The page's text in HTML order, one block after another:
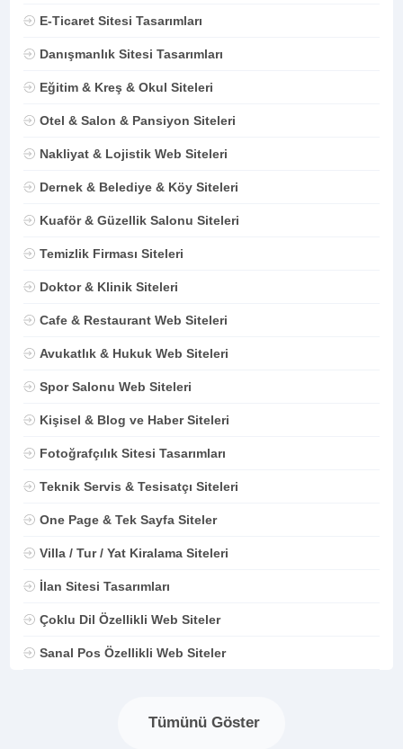
E-Ticaret Sitesi Tasarımları
Danışmanlık Sitesi Tasarımları
Eğitim & Kreş & Okul Siteleri
Otel & Salon & Pansiyon Siteleri
Nakliyat & Lojistik Web Siteleri
Dernek & Belediye & Köy Siteleri
Kuaför & Güzellik Salonu Siteleri
Temizlik Firması Siteleri
Doktor & Klinik Siteleri
Cafe & Restaurant Web Siteleri
Avukatlık & Hukuk Web Siteleri
Spor Salonu Web Siteleri
Kişisel & Blog ve Haber Siteleri
Fotoğrafçılık Sitesi Tasarımları
Teknik Servis & Tesisatçı Siteleri
One Page & Tek Sayfa Siteler
Villa / Tur / Yat Kiralama Siteleri
İlan Sitesi Tasarımları
Çoklu Dil Özellikli Web Siteler
Sanal Pos Özellikli Web Siteler
Tümünü Göster